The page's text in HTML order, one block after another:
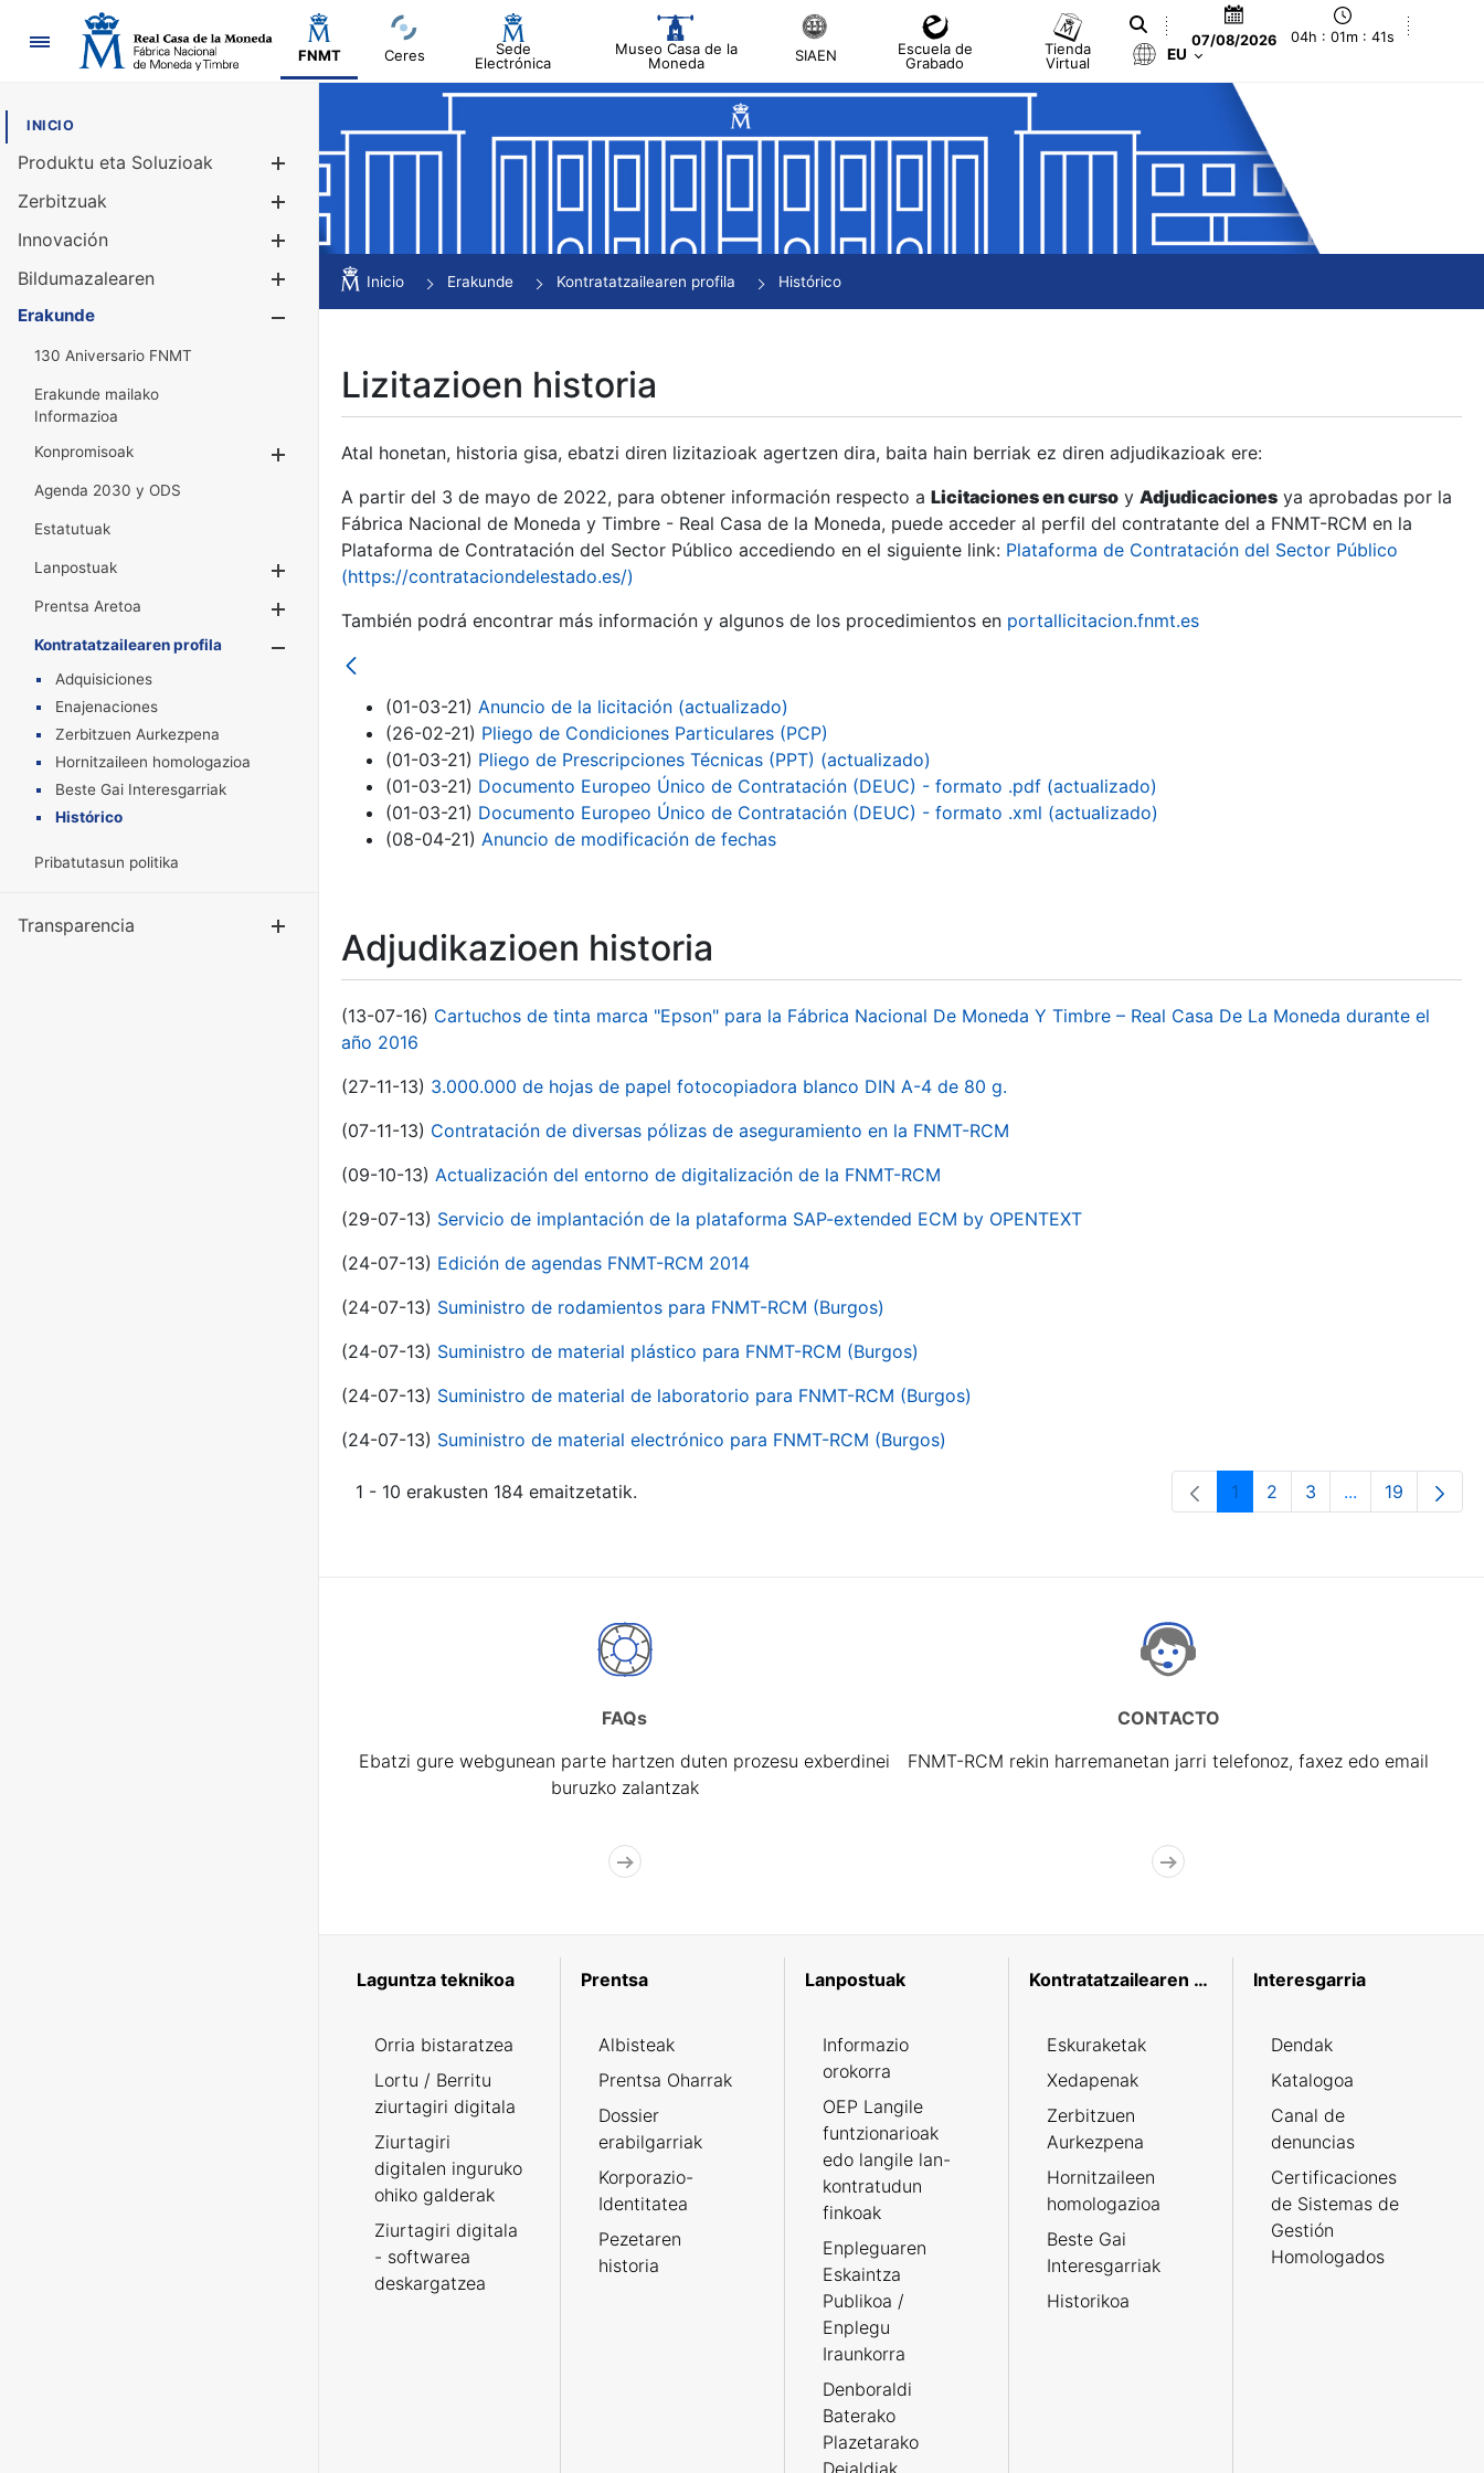
Nabigazioa
FNMT Ceres
Sede
Electrónica
Museo Casa de la
Moneda
SIAEN
Escuela de
Grabado
Tienda
Virtual
07/08/2026 04h : 01m : 42s
EU
INICIO
Produktu eta Soluzioak
Erakutsi/Ezkutatu
Zerbitzuak
Innovación
Bildumazalearen
Erakutsi/Ezkutatu
Erakunde
130 Aniversario FNMT
Erakunde mailako
Informazioa
Konpromisoak
Erakutsi/Ezkutatu
Agenda 2030 y ODS
Estatutuak
Lanpostuak
Erakutsi/Ezkutatu
Prentsa Aretoa
Erakutsi/Ezkutatu
Kontratatzailearen profila
Adquisiciones
Enajenaciones
Zerbitzuen Aurkezpena
Hornitzaileen homologazioa
Beste Gai Interesgarriak
Histórico
Pribatutasun politika
Transparencia Erakutsi/Ezkutatu
Inicio Erakunde Kontratatzailearen profila Histórico
Lizitazioen historia
Atal honetan, historia gisa, ebatzi diren lizitazioak agertzen dira, baita hain berriak ez diren adjudikazioak ere:
A partir del 3 de mayo de 2022, para obtener información respecto a Licitaciones en curso y Adjudicaciones ya aprobadas por la
Fábrica Nacional de Moneda y Timbre - Real Casa de la Moneda, puede acceder al perfil del contratante del a FNMT-RCM en la
Plataforma de Contratación del Sector Público accediendo en el siguiente link: Plataforma de Contratación del Sector Público
(https://contrataciondelestado.es/)
También podrá encontrar más información y algunos de los procedimientos en portallicitacion.fnmt.es
(01-03-21) Anuncio de la licitación (actualizado)
(26-02-21) Pliego de Condiciones Particulares (PCP)
(01-03-21) Pliego de Prescripciones Técnicas (PPT) (actualizado)
(01-03-21) Documento Europeo Único de Contratación (DEUC) - formato .pdf (actualizado)
(01-03-21) Documento Europeo Único de Contratación (DEUC) - formato .xml (actualizado)
(08-04-21) Anuncio de modificación de fechas
Adjudikazioen historia
(13-07-16) Cartuchos de tinta marca "Epson" para la Fábrica Nacional De Moneda Y Timbre – Real Casa De La Moneda durante el
año 2016
(27-11-13) 3.000.000 de hojas de papel fotocopiadora blanco DIN A-4 de 80 g.
(07-11-13) Contratación de diversas pólizas de aseguramiento en la FNMT-RCM
(09-10-13) Actualización del entorno de digitalización de la FNMT-RCM
(29-07-13) Servicio de implantación de la plataforma SAP-extended ECM by OPENTEXT
(24-07-13) Edición de agendas FNMT-RCM 2014
(24-07-13) Suministro de rodamientos para FNMT-RCM (Burgos)
(24-07-13) Suministro de material plástico para FNMT-RCM (Burgos)
(24-07-13) Suministro de material de laboratorio para FNMT-RCM (Burgos)
(24-07-13) Suministro de material electrónico para FNMT-RCM (Burgos)
1 - 10 erakusten 184 emaitzetatik. Orrialdea
1 Orrialdea
2 Orrialdea
3 ...Intermediate
Orrialdea
19
FAQs
Ebatzi gure webgunean parte hartzen duten prozesu exberdinei
buruzko zalantzak
CONTACTO
FNMT-RCM rekin harremanetan jarri telefonoz, faxez edo email
Laguntza teknikoa
Orria bistaratzea
Lortu / Berritu
ziurtagiri digitala
Ziurtagiri
digitalen inguruko
ohiko galderak
Ziurtagiri digitala
- softwarea
deskargatzea
Prentsa
Albisteak
Prentsa Oharrak
Dossier
erabilgarriak
Korporazio-
Identitatea
Pezetaren
historia
Lanpostuak
Informazio
orokorra
OEP Langile
funtzionarioak
edo langile lan-
kontratudun
finkoak
Enpleguaren
Eskaintza
Publikoa /
Enplegu
Iraunkorra
Denboraldi
Baterako
Plazetarako
Kontratatzailearen profila
Eskuraketak
Xedapenak
Zerbitzuen
Aurkezpena
Hornitzaileen
homologazioa
Beste Gai
Interesgarriak
Historikoa
Interesgarria
Dendak
Katalogoa
Canal de
denuncias
Certificaciones
de Sistemas de
Gestión
Homologados